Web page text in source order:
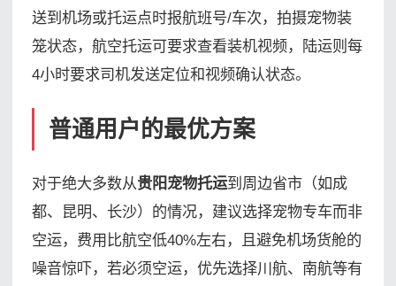
送到机场或托运点时报航班号/车次，拍摄宠物装
笼状态，航空托运可要求查看装机视频，陆运则每
4小时要求司机发送定位和视频确认状态。
普通用户的最优方案
对于绝大多数从贵阳宠物托运到周边省市（如成
都、昆明、长沙）的情况，建议选择宠物专车而非
空运，费用比航空低40%左右，且避免机场货舱的
噪音惊吓，若必须空运，优先选择川航、南航等有